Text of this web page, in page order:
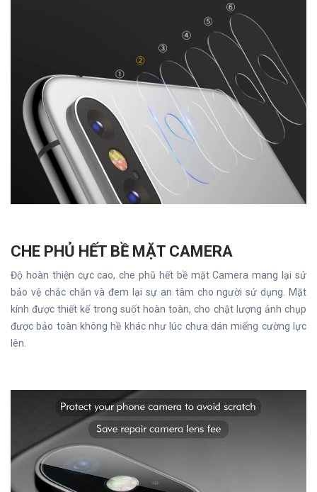
CHE PHỦ HẾT BỀ MẶT CAMERA
Độ hoàn thiện cực cao, che phũ hết bề mặt Camera mang lại sử
bảo vệ chắc chắn và đem lại sự an tâm cho người sử dụng. Mặt
kính được thiết kế trong suốt hoàn toàn, cho chật lượng ảnh chụp
được bảo toàn không hề khác như lúc chưa dán miếng cường lực
lên.